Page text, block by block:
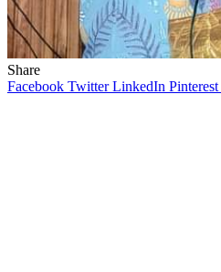
Share
Facebook Twitter LinkedIn Pinterest